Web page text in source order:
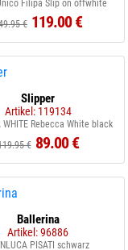
Filipa Slip on offwhite
€ 119.00 €
Slipper
Artikel: 119134
WHITE Rebecca White black
€ 89.00 €
Ballerina
Artikel: 96886
PISATI schwarz